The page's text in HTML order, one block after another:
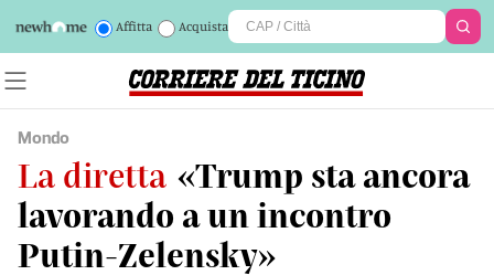
Affitta Acquista
Mondo
La diretta «Trump sta ancora
lavorando a un incontro
Putin-Zelensky»